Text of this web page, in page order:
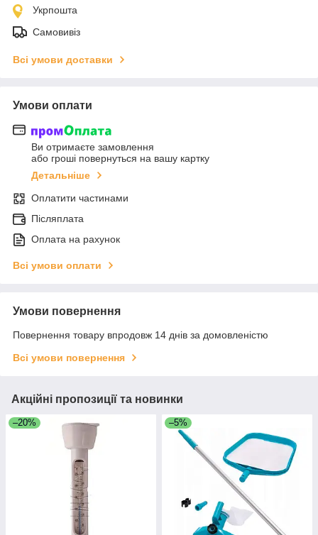
Укрпошта
Самовивіз
Всі умови доставки
Умови оплати
Ви отримаєте замовлення
або гроші повернуться на вашу картку
Детальніше
Оплатити частинами
Післяплата
Оплата на рахунок
Всі умови оплати
Умови повернення
Повернення товару впродовж 14 днів за домовленістю
Всі умови повернення
Акційні пропозиції та новинки
–20% –5%